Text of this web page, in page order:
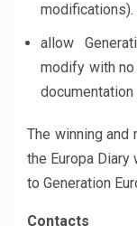
modifications).
allow
modify with
documentation
The winning and
the Europa
to Generation
Contacts